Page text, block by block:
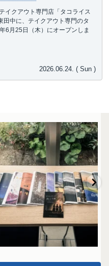
イクアウト専門店「タコライス
中に、テイクアウト専門のタ
6月25日（木）にオープンしま
2026.06.24. ( Sun )